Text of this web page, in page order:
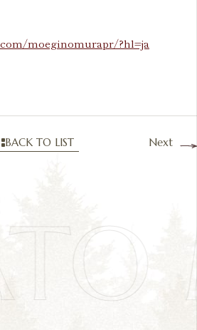
moeginomurapr/?hl=ja
Next
BACK TO LIST